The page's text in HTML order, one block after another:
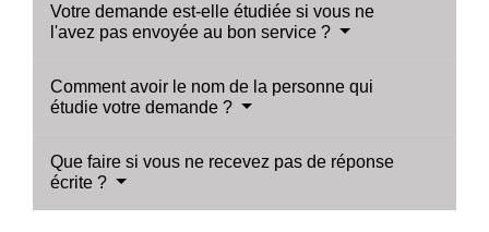
Votre demande est-elle étudiée si vous ne
l'avez pas envoyée au bon service ?
Comment avoir le nom de la personne qui
étudie votre demande ?
Que faire si vous ne recevez pas de réponse
écrite ?